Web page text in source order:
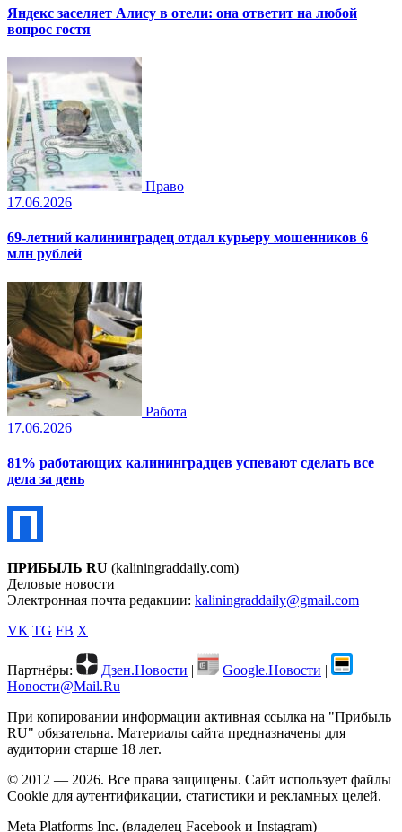
Яндекс заселяет Алису в отели: она ответит на любой
вопрос гостя
Право
17.06.2026
69-летний калининградец отдал курьеру мошенников 6
млн рублей
Работа
17.06.2026
81% работающих калининградцев успевают сделать все
дела за день
ПРИБЫЛЬ RU (kaliningraddaily.com)
Деловые новости
Электронная почта редакции: kaliningraddaily@gmail.com
VK TG FB X
Партнёры: Дзен.Новости | Google.Новости |
Новости@Mail.Ru
При копировании информации активная ссылка на "Прибыль
RU" обязательна. Материалы сайта предназначены для
аудитории старше 18 лет.
© 2012 — 2026. Все права защищены. Сайт использует файлы
Cookie для аутентификации, статистики и рекламных целей.
Meta Platforms Inc. (владелец Facebook и Instagram) —